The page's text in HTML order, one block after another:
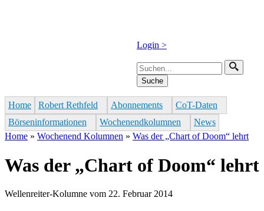
Login >
Suchformular
Suche
Home Robert Rethfeld Abonnements
CoT-Daten
Börseninformationen
Wochenendkolumnen News
Sie sind hier
Home » Wochenend Kolumnen » Was der „Chart of Doom“ lehrt
Was der „Chart of Doom“ lehrt
Wellenreiter-Kolumne vom 22. Februar 2014